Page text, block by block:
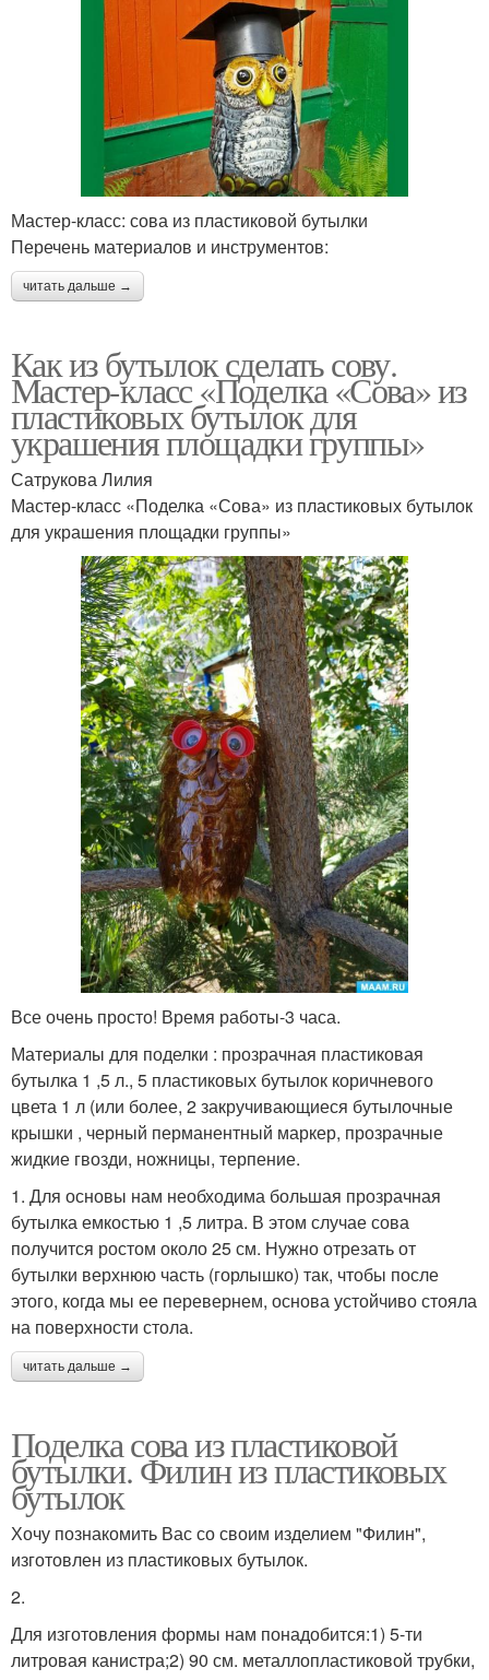
Мастер-класс: сова из пластиковой бутылки
Перечень материалов и инструментов:
читать дальше →
Как из бутылок сделать сову.
Мастер-класс «Поделка «Сова» из
пластиковых бутылок для
украшения площадки группы»
Сатрукова Лилия
Мастер-класс «Поделка «Сова» из пластиковых бутылок
для украшения площадки группы»
Все очень просто! Время работы-3 часа.
Материалы для поделки : прозрачная пластиковая
бутылка 1 ,5 л., 5 пластиковых бутылок коричневого
цвета 1 л (или более, 2 закручивающиеся бутылочные
крышки , черный перманентный маркер, прозрачные
жидкие гвозди, ножницы, терпение.
1. Для основы нам необходима большая прозрачная
бутылка емкостью 1 ,5 литра. В этом случае сова
получится ростом около 25 см. Нужно отрезать от
бутылки верхнюю часть (горлышко) так, чтобы после
этого, когда мы ее перевернем, основа устойчиво стояла
на поверхности стола.
читать дальше →
Поделка сова из пластиковой
бутылки. Филин из пластиковых
бутылок
Хочу познакомить Вас со своим изделием "Филин",
изготовлен из пластиковых бутылок.
2.
Для изготовления формы нам понадобится:1) 5-ти
литровая канистра;2) 90 см. металлопластиковой трубки,